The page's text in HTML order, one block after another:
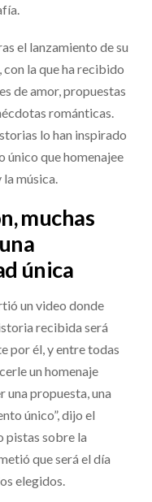
el lanzamiento de su
la que ha recibido
de amor, propuestas
románticas.
lo han inspirado
único que homenajee
música.
muchas
única
un video donde
recibida será
por él, y entre todas
un homenaje
una propuesta, una
único”, dijo el
pistas sobre la
que será el día
elegidos.